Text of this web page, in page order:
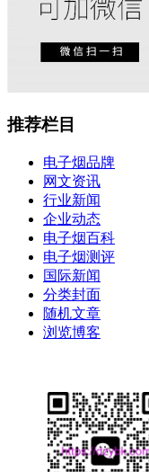
推荐栏目
电子烟品牌
网文资讯
行业新闻
企业动态
电子烟百科
电子烟测评
国际新闻
分类封面
随机文章
浏览博客